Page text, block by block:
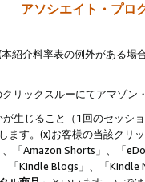
アソシエイト・プロ
本紹介料率表の例外がある
リックスルーにてアマゾン
生じること（1回のセッシ
ます。(x)お客様の当該ク
「Amazon Shorts」、「
「Kindle Blogs」、「